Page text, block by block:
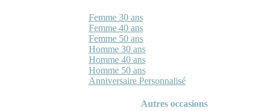
Femme 30 ans
Femme 40 ans
Femme 50 ans
Homme 30 ans
Homme 40 ans
Homme 50 ans
Anniversaire Personnalisé
Autres occasions